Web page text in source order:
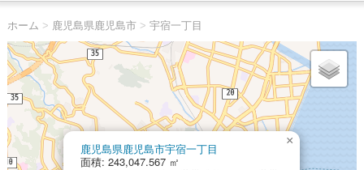
ホーム > 鹿児島県鹿児島市> 宇宿一丁目
鹿児島県鹿児島市宇宿一丁目
面積: 243,047.567 ㎡
×